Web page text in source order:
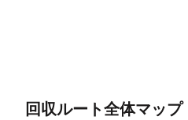
回収ルート全体マップ